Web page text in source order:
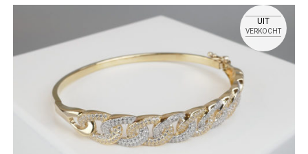
UIT
VERKOCHT